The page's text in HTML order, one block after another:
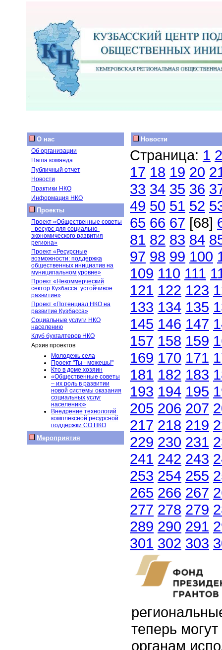
О нас
Об организации
Наша команда
Публичный отчет
Новости
Практики НКО
Информация НКО
Проекты
Проект «Общественные советы
- ресурс для социально-
экономического развития
региона»
Проект «Ресурсные
возможности: поддержка
общественных инициатив на
муниципальном уровне»
Проект «Некоммерческий
сектор Кузбасса: устойчивое
развитие»
Проект «Потенциал НКО на
развитие Кузбасса»
Социальные услуги НКО
населению
Клуб бухгалтеров НКО
Архив проектов
Молодежь села
Проект "Ты - можешь!"
Кто в доме хозяин
«Общественные советы
– их роль в развитии
новой системы оказания
социальных услуг
населению»
Внедрение технологий
комплексной ресурсной
поддержки СО НКО
Мероприятия
Новости
Страница: 1 2
17 18 19 20
33 34 35 36
49 50 51 52
65 66 67 [68]
81 82 83 84
97 98 99 100
109 110 111
121 122 123
133 134 135
145 146 147
157 158 159
169 170 171
181 182 183
193 194 195
205 206 207
217 218 219
229 230 231
241 242 243
253 254 255
265 266 267
277 278 279
289 290 291
301 302 303
теперь
органам